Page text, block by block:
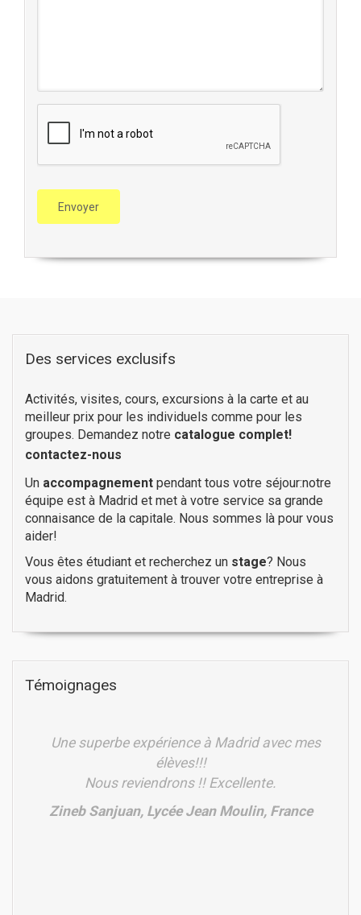
Des services exclusifs
Activités, visites, cours, excursions à la carte et au
meilleur prix pour les individuels comme pour les
groupes. Demandez notre catalogue complet!
contactez-nous
Un accompagnement pendant tous votre séjour:notre
équipe est à Madrid et met à votre service sa grande
connaisance de la capitale. Nous sommes là pour vous
aider!
Vous êtes étudiant et recherchez un stage? Nous
vous aidons gratuitement à trouver votre entreprise à
Madrid.
Témoignages
Une superbe expérience à Madrid avec mes
élèves!!!
Nous reviendrons !! Excellente.
Zineb Sanjuan, Lycée Jean Moulin, France